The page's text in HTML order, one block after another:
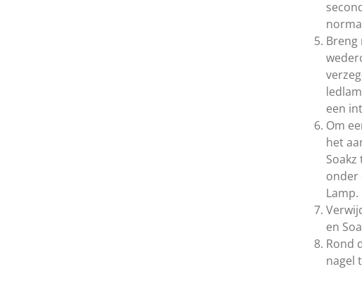
Breng
een
Om
het
onder
Lamp.
en
Rond
nagel